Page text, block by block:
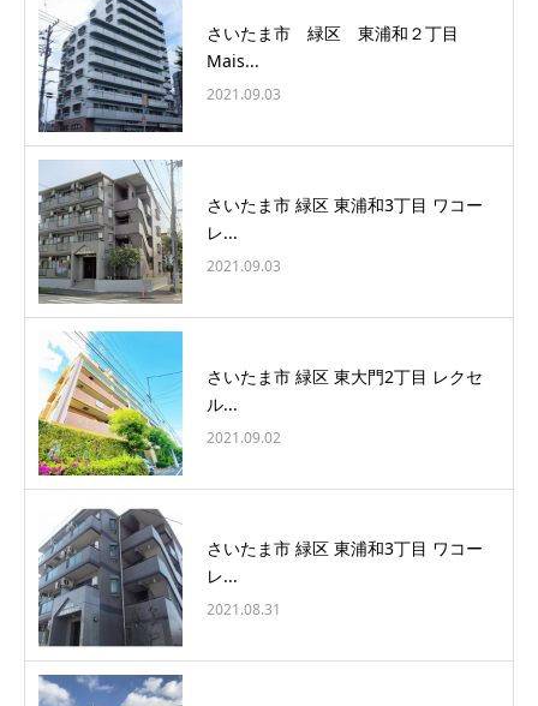
さいたま市 緑区 東浦和２丁目
Mais...
2021.09.03
さいたま市 緑区 東浦和3丁目 ワコー
レ...
2021.09.03
さいたま市 緑区 東大門2丁目 レクセ
ル...
2021.09.02
さいたま市 緑区 東浦和3丁目 ワコー
レ...
2021.08.31